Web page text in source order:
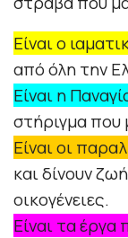
Είναι ο
από όλη την
Είναι η
στήριγμα που
Είναι οι
και δίνουν
οικογένειες.
Είναι τα έργα